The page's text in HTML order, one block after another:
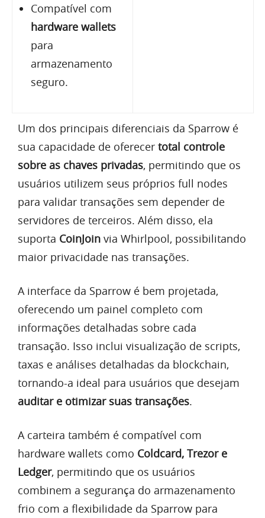
Compatível com
hardware wallets
para
armazenamento
seguro.
Um dos principais diferenciais da Sparrow é
sua capacidade de oferecer total controle
sobre as chaves privadas, permitindo que os
usuários utilizem seus próprios full nodes
para validar transações sem depender de
servidores de terceiros. Além disso, ela
suporta CoinJoin via Whirlpool, possibilitando
maior privacidade nas transações.
A interface da Sparrow é bem projetada,
oferecendo um painel completo com
informações detalhadas sobre cada
transação. Isso inclui visualização de scripts,
taxas e análises detalhadas da blockchain,
tornando-a ideal para usuários que desejam
auditar e otimizar suas transações.
A carteira também é compatível com
hardware wallets como Coldcard, Trezor e
Ledger, permitindo que os usuários
combinem a segurança do armazenamento
frio com a flexibilidade da Sparrow para